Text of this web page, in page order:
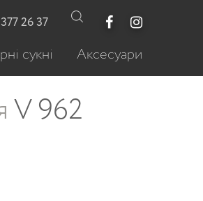
V 962
26 37
сукні Аксесуари